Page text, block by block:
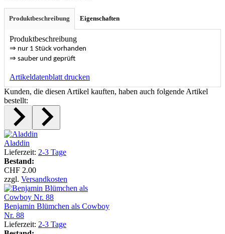
Produktbeschreibung Eigenschaften
Produktbeschreibung
⇒ nur 1 Stück vorhanden
⇒ sauber und geprüft
Artikeldatenblatt drucken
Kunden, die diesen Artikel kauften, haben auch folgende Artikel
bestellt:
Aladdin
Lieferzeit: 2-3 Tage
Bestand:
CHF 2.00
zzgl. Versandkosten
Benjamin Blümchen als Cowboy
Nr. 88
Lieferzeit: 2-3 Tage